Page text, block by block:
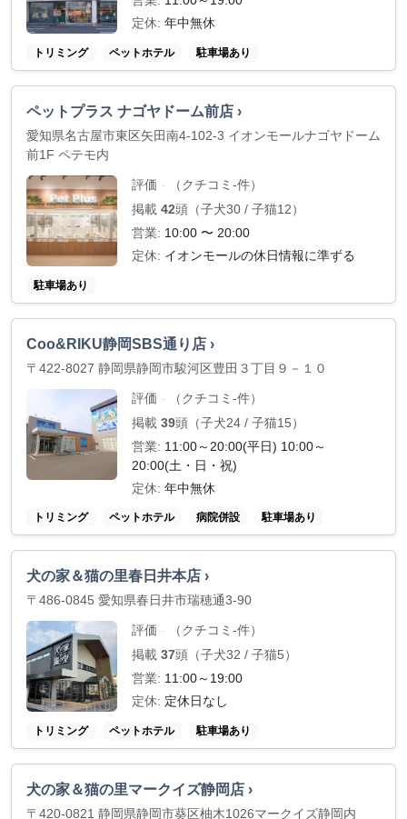
定休: 年中無休
トリミング ペットホテル 駐車場あり
ペットプラス ナゴヤドーム前店 ›
愛知県名古屋市東区矢田南4-102-3 イオンモールナゴヤドーム
前1F ペテモ内
評価 -
（クチコミ-件）
掲載 42頭（子犬30 / 子猫12）
営業: 10:00 〜 20:00
定休: イオンモールの休日情報に準ずる
駐車場あり
Coo&RIKU静岡SBS通り店 ›
〒422-8027 静岡県静岡市駿河区豊田３丁目９－１０
評価 -
（クチコミ-件）
掲載 39頭（子犬24 / 子猫15）
営業: 11:00～20:00(平日) 10:00～
20:00(土・日・祝)
定休: 年中無休
トリミング ペットホテル 病院併設 駐車場あり
犬の家＆猫の里春日井本店 ›
〒486-0845 愛知県春日井市瑞穂通3-90
評価 -
（クチコミ-件）
掲載 37頭（子犬32 / 子猫5）
営業: 11:00～19:00
定休: 定休日なし
トリミング ペットホテル 駐車場あり
犬の家＆猫の里マークイズ静岡店 ›
〒420-0821 静岡県静岡市葵区柚木1026マークイズ静岡内